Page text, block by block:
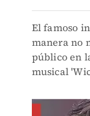
El famoso
manera no
público en
musical